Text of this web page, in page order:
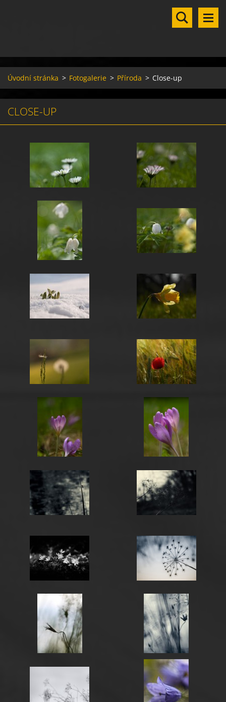
Úvodní stránka > Fotogalerie > Příroda > Close-up
CLOSE-UP